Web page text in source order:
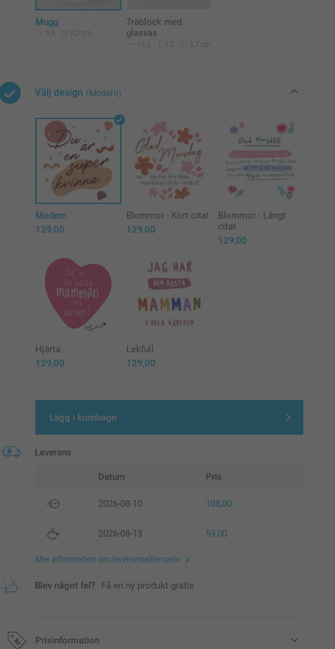
Mugg
9,5 8,2 cm
Träblock med
glasvas
15,5 12 3,7 cm
Välj design (Modern)
Modern
129,00
Blommor - Kort citat
129,00
Blommor - Långt
citat
129,00
Hjärta
129,00
Lekfull
129,00
Lägg i kundvagn
Leverans
Datum Pris
2026-08-10 108,00
2026-08-13 59,00
Mer information om leveransalternativ
Blev något fel? Få en ny produkt gratis
Prisinformation